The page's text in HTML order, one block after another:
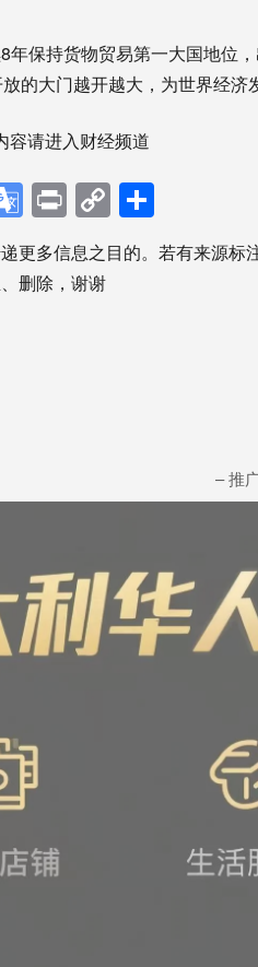
持货物贸易第一大国地位，
的大门越开越大，为世界经济
容请进入财经频道
Google
Translate
PrintCopy
Link享
更多信息之目的。若有来源
删除，谢谢
– 推